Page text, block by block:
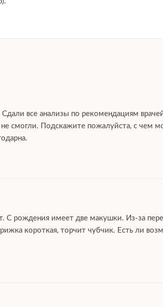
все анализы по рекомендациям
смогли. Подскажите пожалуйста, с чем
С рождения имеет две макушки. Из-за
короткая, торчит чубчик. Есть ли